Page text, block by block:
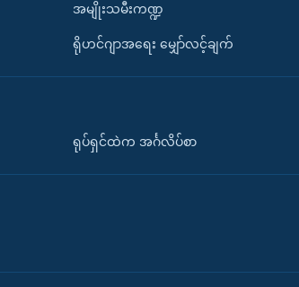
အမျိုးသမီးကဏ္ဍ
ရိုဟင်ဂျာအရေး မျှော်လင့်ချက်
ရုပ်ရှင်ထဲက အင်္ဂလိပ်စာ